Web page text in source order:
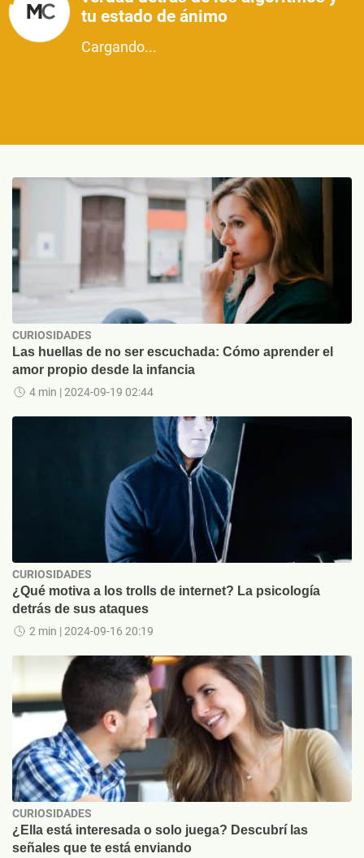
tu estado de ánimo
Cargando...
CURIOSIDADES
Las huellas de no ser escuchada: Cómo aprender el
amor propio desde la infancia
4 min | 2024-09-19 02:44
CURIOSIDADES
¿Qué motiva a los trolls de internet? La psicología
detrás de sus ataques
2 min | 2024-09-16 20:19
CURIOSIDADES
¿Ella está interesada o solo juega? Descubrí las
señales que te está enviando